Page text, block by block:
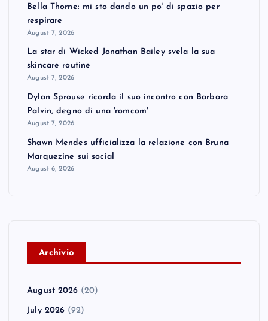
Bella Thorne: mi sto dando un po' di spazio per
respirare
August 7, 2026
La star di Wicked Jonathan Bailey svela la sua
skincare routine
August 7, 2026
Dylan Sprouse ricorda il suo incontro con Barbara
Palvin, degno di una 'romcom'
August 7, 2026
Shawn Mendes ufficializza la relazione con Bruna
Marquezine sui social
August 6, 2026
Archivio
August 2026 (20)
July 2026 (92)